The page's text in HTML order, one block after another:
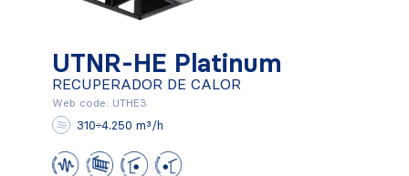
UTNR-HE Platinum
RECUPERADOR DE CALOR
Web code: UTHE3
310÷4.250 m³/h
UTNR-HE Platinum
RECUPERADOR DE CALOR
Conocer más